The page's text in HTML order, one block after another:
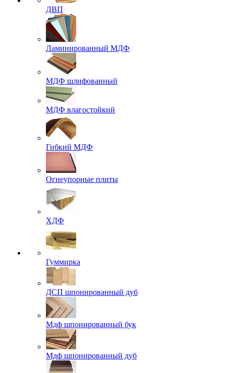
ДВП
Ламинированный МДФ
МДФ шлифованный
МДФ влагостойкий
Гибкий МДФ
Огнеупорные плиты
ХДФ
Гуммирка
ДСП шпонированный дуб
Мдф шпонированный бук
Мдф шпонированный дуб